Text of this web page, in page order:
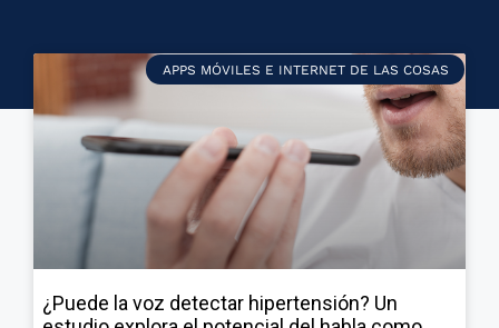
APPS MÓVILES E INTERNET DE LAS COSAS
¿Puede la voz detectar hipertensión? Un